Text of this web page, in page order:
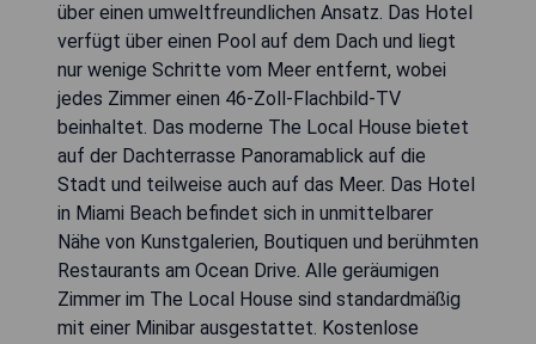
über einen umweltfreundlichen Ansatz. Das Hotel
verfügt über einen Pool auf dem Dach und liegt
nur wenige Schritte vom Meer entfernt, wobei
jedes Zimmer einen 46-Zoll-Flachbild-TV
beinhaltet. Das moderne The Local House bietet
auf der Dachterrasse Panoramablick auf die
Stadt und teilweise auch auf das Meer. Das Hotel
in Miami Beach befindet sich in unmittelbarer
Nähe von Kunstgalerien, Boutiquen und berühmten
Restaurants am Ocean Drive. Alle geräumigen
Zimmer im The Local House sind standardmäßig
mit einer Minibar ausgestattet. Kostenlose